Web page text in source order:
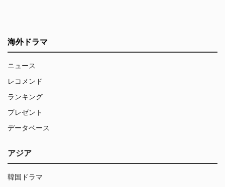
海外ドラマ
ニュース
レコメンド
ランキング
プレゼント
データベース
アジア
韓国ドラマ